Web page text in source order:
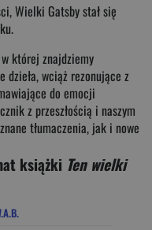
Wielki Gatsby stał się
której znajdziemy
wciąż rezonujące z
do emocji
z przeszłością i naszym
tłumaczenia, jak i nowe
książki Ten wielki